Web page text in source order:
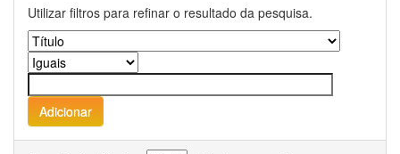
Utilizar filtros para refinar o resultado da pesquisa.